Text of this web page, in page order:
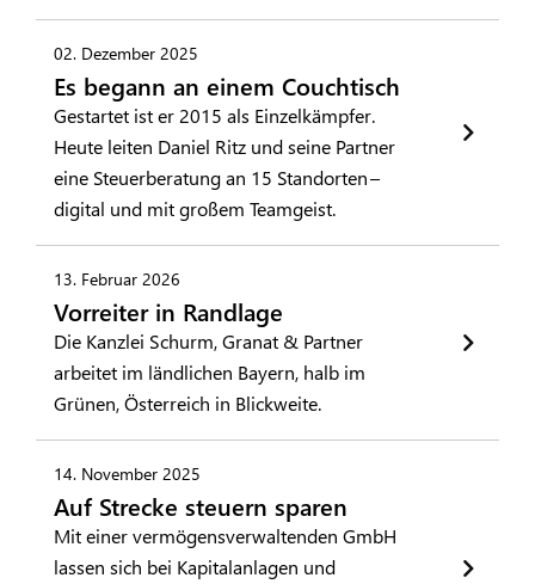
02. Dezember 2025
Es begann an einem Couchtisch
Gestartet ist er 2015 als Einzelkämpfer.
Heute leiten Daniel Ritz und seine Partner
eine Steuerberatung an 15 Standorten –
digital und mit großem Teamgeist.
13. Februar 2026
Vorreiter in Randlage
Die Kanzlei Schurm, Granat & Partner
arbeitet im ländlichen Bayern, halb im
Grünen, Österreich in Blickweite.
14. November 2025
Auf Strecke steuern sparen
Mit einer vermögensverwaltenden GmbH
lassen sich bei Kapitalanlagen und